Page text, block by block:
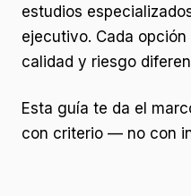
estudios
ejecutivo. Cada
calidad y riesgo
Esta guía te da el
con criterio — no con